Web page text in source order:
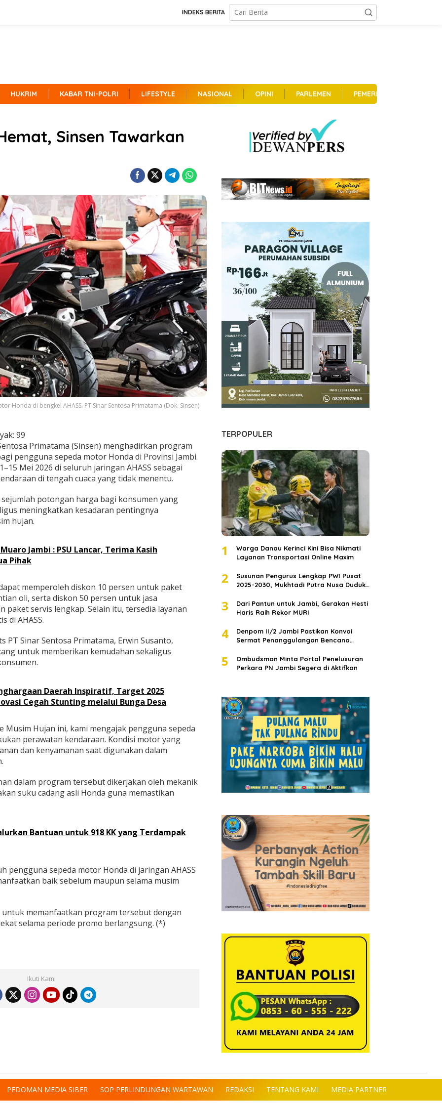
INDEKS BERITA
HUKRIM KABAR TNI-POLRI LIFESTYLE NASIONAL OPINI PARLEMEN PEMERINTAHAN
Sinsen Tawarkan
Honda di bengkel AHASS. PT Sinar Sentosa Primatama (Dok. Sinsen)
99
Primatama (Sinsen) menghadirkan program
pengguna sepeda motor Honda di Provinsi Jambi.
Mei 2026 di seluruh jaringan AHASS sebagai
di tengah cuaca yang tidak menentu.
potongan harga bagi konsumen yang
meningkatkan kesadaran pentingnya
hujan.
Jambi : PSU Lancar, Terima Kasih
Pihak
memperoleh diskon 10 persen untuk paket
oli, serta diskon 50 persen untuk jasa
paket servis lengkap. Selain itu, tersedia layanan
di AHASS.
PT Sinar Sentosa Primatama, Erwin Susanto,
untuk memberikan kemudahan sekaligus
Daerah Inspiratif, Target 2025
Cegah Stunting melalui Bunga Desa
Musim Hujan ini, kami mengajak pengguna sepeda
perawatan kendaraan. Kondisi motor yang
dan kenyamanan saat digunakan dalam
dalam program tersebut dikerjakan oleh mekanik
suku cadang asli Honda guna memastikan
Bantuan untuk 918 KK yang Terdampak
pengguna sepeda motor Honda di jaringan AHASS
baik sebelum maupun selama musim
memanfaatkan program tersebut dengan
selama periode promo berlangsung. (*)
Ikuti Kami
TERPOPULER
1
Warga Danau Kerinci Kini Bisa Nikmati
Layanan Transportasi Online Maxim
2
Susunan Pengurus Lengkap PWI Pusat
2025-2030, Mukhtadi Putra Nusa Duduki
3
Dari Pantun untuk Jambi, Gerakan Hesti
Haris Raih Rekor MURI
4
Denpom II/2 Jambi Pastikan Konvoi
Sermat Penanggulangan Bencana
5
Ombudsman Minta Portal Penelusuran
Perkara PN Jambi Segera di Aktifkan
PEDOMAN MEDIA SIBER SOP PERLINDUNGAN WARTAWAN REDAKSI TENTANG KAMI MEDIA PARTNER